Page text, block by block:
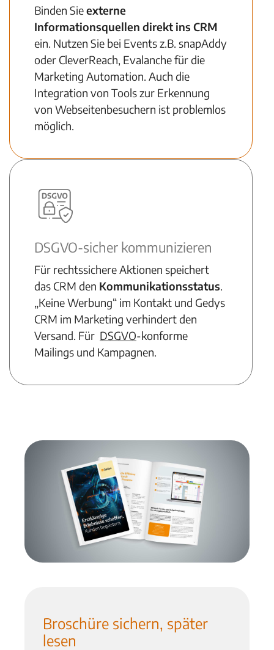
Binden Sieexterne
Informationsquellen direkt ins CRM
ein. Nutzen Sie bei Events z.B. snapAddy
oder CleverReach, Evalanche für die
Marketing Automation. Auch die
Integration von Tools zur Erkennung
von Webseitenbesuchern ist problemlos
möglich.
DSGVO-sicher kommunizieren
Für rechtssichere Aktionen speichert
das CRM den Kommunikationsstatus.
„Keine Werbung“ im Kontakt und Gedys
CRM im Marketing verhindert den
Versand. Für DSGVO-konforme
Mailings und Kampagnen.
Broschüre sichern, später
lesen